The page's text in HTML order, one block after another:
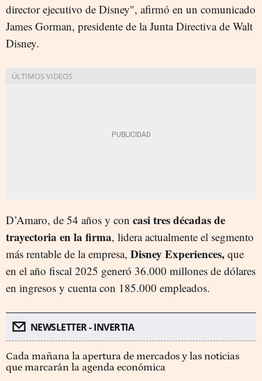
director ejecutivo de Disney", afirmó en un comunicado
James Gorman, presidente de la Junta Directiva de Walt
Disney.
D’Amaro, de 54 años y con casi tres décadas de
trayectoria en la firma, lidera actualmente el segmento
más rentable de la empresa, Disney Experiences, que
en el año fiscal 2025 generó 36.000 millones de dólares
en ingresos y cuenta con 185.000 empleados.
NEWSLETTER - INVERTIA
Cada mañana la apertura de mercados y las noticias
que marcarán la agenda económica